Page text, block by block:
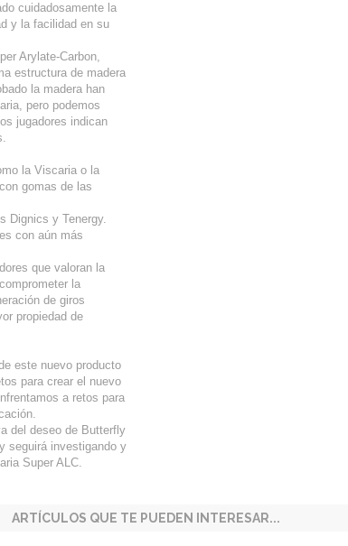
cuidadosamente la
y la facilidad en su
Arylate-Carbon,
estructura de madera
la madera han
pero podemos
jugadores indican
la Viscaria o la
gomas de las
Dignics y Tenergy.
con aún más
que valoran la
la
de giros
propiedad de
este nuevo producto
para crear el nuevo
a retos para
del deseo de Butterfly
seguirá investigando y
Super ALC.
ARTÍCULOS QUE TE PUEDEN INTERESAR...